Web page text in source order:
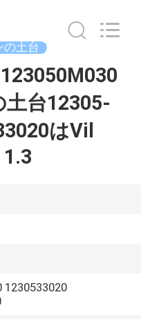
の土台
台12305-
はVil
1230533020